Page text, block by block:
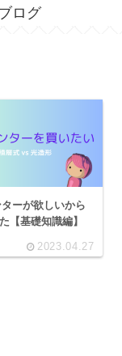
ログ
ーが欲しいから
【基礎知識編】
2023.04.27